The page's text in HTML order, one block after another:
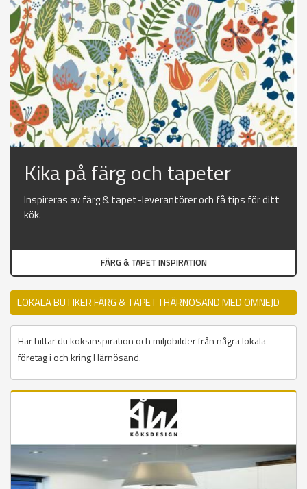
Kika på färg och tapeter
Inspireras av färg & tapet-leverantörer och få tips för ditt
kök.
FÄRG & TAPET INSPIRATION
LOKALA BUTIKER FÄRG & TAPET I HÄRNÖSAND MED OMNEJD
Här hittar du köksinspiration och miljöbilder från några lokala
företag i och kring Härnösand.